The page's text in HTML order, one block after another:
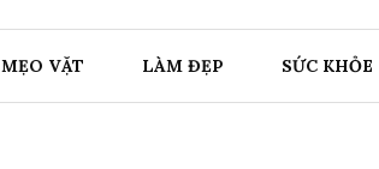
MẸO VẶT LÀM ĐẸP SỨC KHỎE